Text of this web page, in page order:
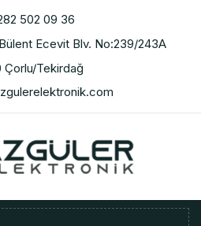
502 09 36
Ecevit Blv. No:239/243A
Çorlu/Tekirdağ